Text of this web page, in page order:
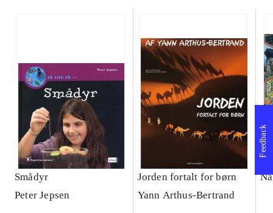
Smådyr
Peter Jepsen
Jorden fortalt for børn
Yann Arthus-Bertrand
Feedback